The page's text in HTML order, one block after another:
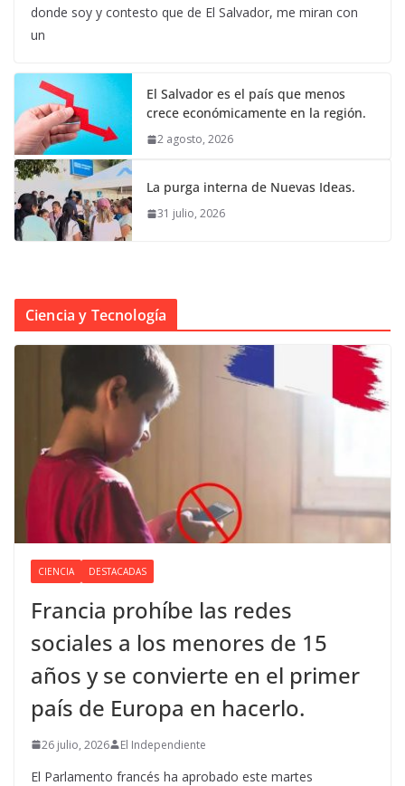
donde soy y contesto que de El Salvador, me miran con
un
El Salvador es el país que menos
crece económicamente en la región.
2 agosto, 2026
La purga interna de Nuevas Ideas.
31 julio, 2026
Ciencia y Tecnología
CIENCIA DESTACADAS
Francia prohíbe las redes
sociales a los menores de 15
años y se convierte en el primer
país de Europa en hacerlo.
26 julio, 2026 El Independiente
El Parlamento francés ha aprobado este martes